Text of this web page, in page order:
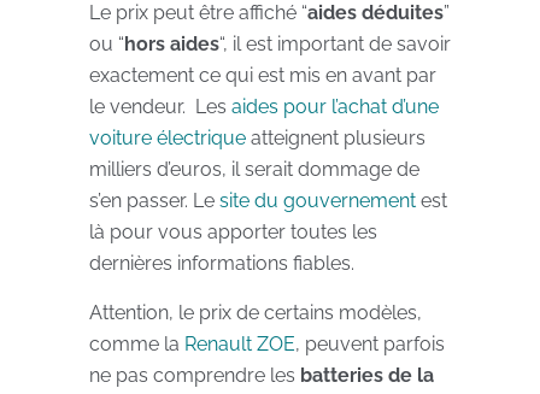
Le prix peut être affiché “aides déduites”
ou “hors aides“, il est important de savoir
exactement ce qui est mis en avant par
le vendeur. Les aides pour l’achat d’une
voiture électrique atteignent plusieurs
milliers d’euros, il serait dommage de
s’en passer. Le site du gouvernement est
là pour vous apporter toutes les
dernières informations fiables.
Attention, le prix de certains modèles,
comme la Renault ZOE, peuvent parfois
ne pas comprendre les batteries de la